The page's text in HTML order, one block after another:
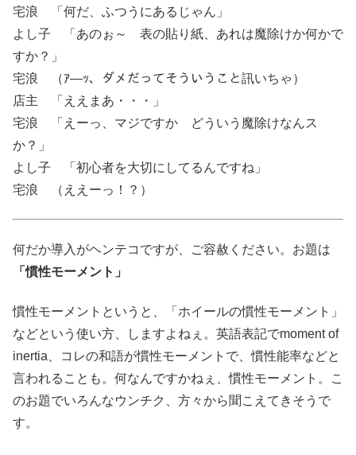
宅浪 「何だ、ふつうにあるじゃん」
よし子 「あのぉ～ 表の貼り紙、あれは魔除けか何かで
すか？」
宅浪 （ｱ―ｯ、ダメだってそういうこと訊いちゃ）
店主 「ええまあ・・・」
宅浪 「えーっ、マジですか どういう魔除けなんス
か？」
よし子 「初心者を大切にしてるんですね」
宅浪 （ええーっ！？）
何だか導入がヘンテコですが、ご容赦ください。お題は
「慣性モーメント」
慣性モーメントというと、「ホイールの慣性モーメント」
などという使い方、しますよねぇ。英語表記でmoment of
inertia、コレの和語が慣性モーメントで、慣性能率などと
言われることも。何なんですかねぇ、慣性モーメント。こ
のお題でいろんなウンチク、方々から聞こえてきそうで
す。